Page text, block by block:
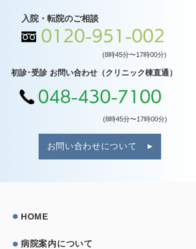
入院・転院のご相談
0120-951-002
(8時45分〜17時00分)
初診･受診 お問い合わせ（クリニック棟直通）
048-430-7100
(8時45分〜17時00分)
お問い合わせについて
HOME
病院案内について